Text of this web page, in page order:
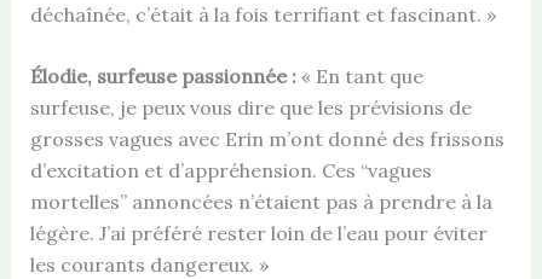
déchaînée, c’était à la fois terrifiant et fascinant. »
Élodie, surfeuse passionnée :« En tant que
surfeuse, je peux vous dire que les prévisions de
grosses vagues avec Erin m’ont donné des frissons
d’excitation et d’appréhension. Ces “vagues
mortelles” annoncées n’étaient pas à prendre à la
légère. J’ai préféré rester loin de l’eau pour éviter
les courants dangereux. »